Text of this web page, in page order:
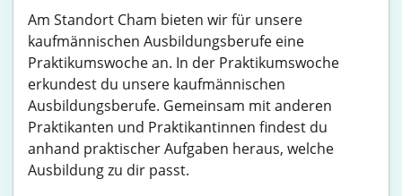
Am Standort Cham bieten wir für unsere
kaufmännischen Ausbildungsberufe eine
Praktikumswoche an. In der Praktikumswoche
erkundest du unsere kaufmännischen
Ausbildungsberufe. Gemeinsam mit anderen
Praktikanten und Praktikantinnen findest du
anhand praktischer Aufgaben heraus, welche
Ausbildung zu dir passt.